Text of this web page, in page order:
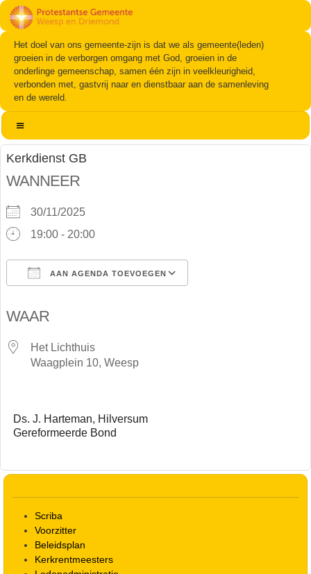
Het doel van ons gemeente-zijn is dat we als gemeente(leden)
groeien in de verborgen omgang met God, groeien in de
onderlinge gemeenschap, samen één zijn in veelkleurigheid,
verbonden met, gastvrij naar en dienstbaar aan de samenleving
en de wereld.
Kerkdienst GB
WANNEER
30/11/2025
19:00 - 20:00
AAN AGENDA TOEVOEGEN
WAAR
Het Lichthuis
Waagplein 10, Weesp
Ds. J. Harteman, Hilversum
Gereformeerde Bond
Scriba
Voorzitter
Beleidsplan
Kerkrentmeesters